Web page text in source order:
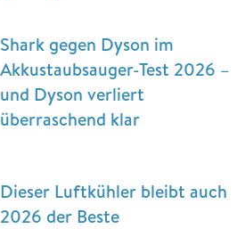
Shark gegen Dyson im
Akkustaubsauger-Test 2026 –
und Dyson verliert
überraschend klar
Dieser Luftkühler bleibt auch
2026 der Beste